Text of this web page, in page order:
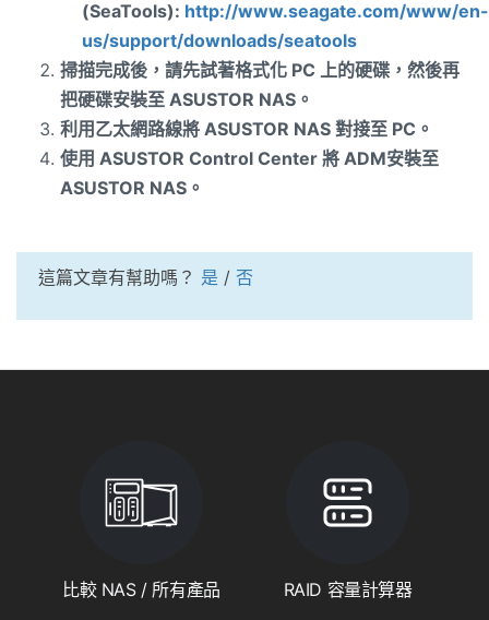
(SeaTools): http://www.seagate.com/www/en-
us/support/downloads/seatools
掃描完成後，請先試著格式化 PC 上的硬碟，然後再
把硬碟安裝至 ASUSTOR NAS 。
利用乙太網路線將 ASUSTOR NAS 對接至 PC 。
使用 ASUSTOR Control Center 將 ADM安裝至
ASUSTOR NAS 。
這篇文章有幫助嗎？ 是 / 否
比較 NAS / 所有產品 RAID 容量計算器